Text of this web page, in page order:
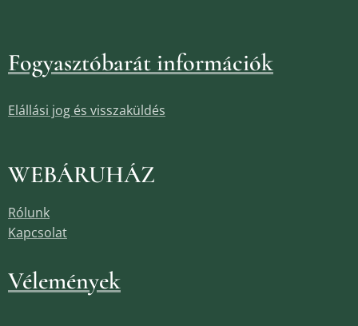
Fogyasztóbarát információk
Elállási jog és visszaküldés
WEBÁRUHÁZ
Rólunk
Kapcsolat
Vélemények